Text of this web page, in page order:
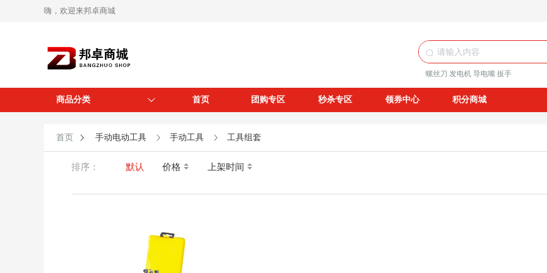
嗨，欢迎来邦卓商城
螺丝刀 发电机 导电嘴 扳手
商品分类 首页 团购专区 秒杀专区 领券中心 积分商城
首页 手动电动工具 手动工具 工具组套
排序： 默认 价格 上架时间